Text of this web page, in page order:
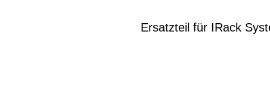
Ersatzteil für IRack